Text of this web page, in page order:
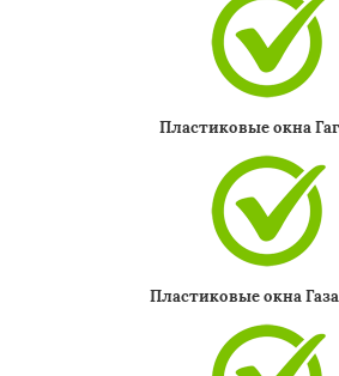
Пластиковые окна
Пластиковые окна